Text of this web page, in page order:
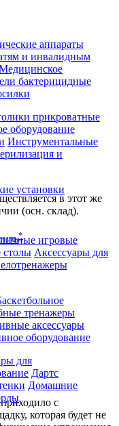
аппараты
и инвалидным
бактерицидные
прикроватные
оборудование
Инструментальные
и
установки
игровые
столы Аксессуары для
тренажеры
аксессуары
оборудование
для
Дартс
Домашние
в этот же
(осн. склад).
*
с
которая будет не